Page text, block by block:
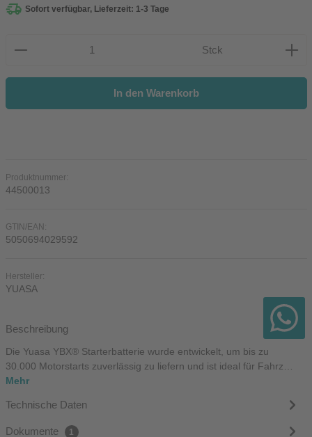
Sofort verfügbar, Lieferzeit: 1-3 Tage
Produkt Anzahl: Gib den gewünschten Wert ein oder
Stck
In den Warenkorb
Produktnummer:
44500013
GTIN/EAN:
5050694029592
Hersteller:
YUASA
Beschreibung
Die Yuasa YBX® Starterbatterie wurde entwickelt, um bis zu
30.000 Motorstarts zuverlässig zu liefern und ist ideal für Fahrz…
Mehr
Technische Daten
Dokumente 1